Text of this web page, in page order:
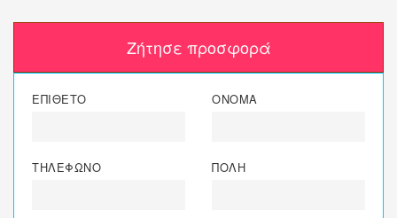
Ζήτησε προσφορά
ΕΠΙΘΕΤΟ ΟΝΟΜΑ
ΤΗΛΕΦΩΝΟ ΠΟΛΗ